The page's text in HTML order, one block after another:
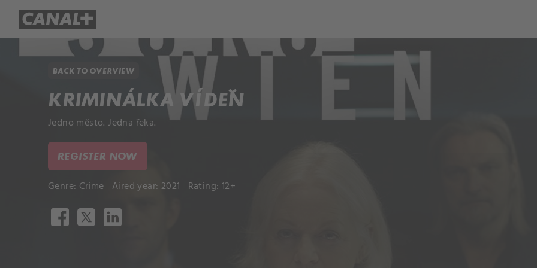
BACK TO OVERVIEW
KRIMINÁLKA VÍDEŇ
Jedno město. Jedna řeka.
REGISTER NOW
Genre: Crime Aired year: 2021 Rating: 12+